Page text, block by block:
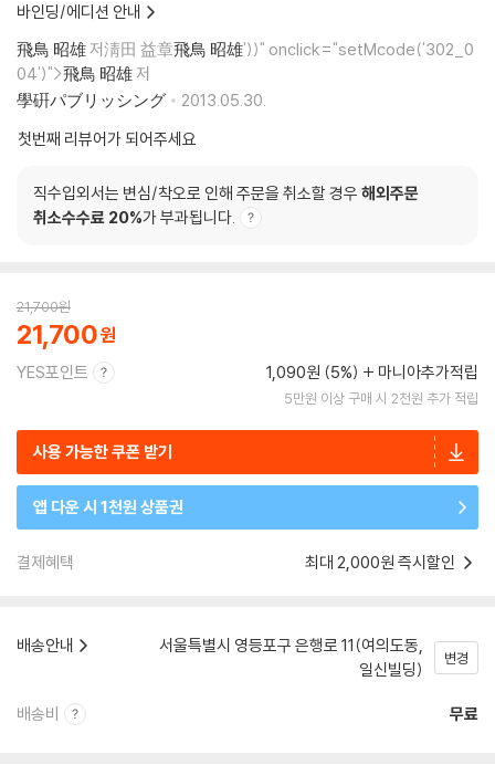
바인딩/에디션 안내
飛鳥 昭雄저淸田 益章飛鳥 昭雄'))" onclick="setMcode('302_0
04')">飛鳥 昭雄저
學硏パブリッシング
2013.05.30.
첫번째 리뷰어가 되어주세요
직수입외서는 변심/착오로 인해 주문을 취소할 경우 해외주문
취소수수료 20%가 부과됩니다.
21,700원
21,700
YES포인트 1,090원 (5%) 마니아추가적립
5만원 이상 구매 시 2천원 추가 적립
사용 가능한 쿠폰 받기
앱 다운 시 1천원 상품권
결제혜택 최대 2,000원 즉시할인
배송안내
서울특별시 영등포구 은행로 11(여의도동,
일신빌딩)
변경
배송비 무료